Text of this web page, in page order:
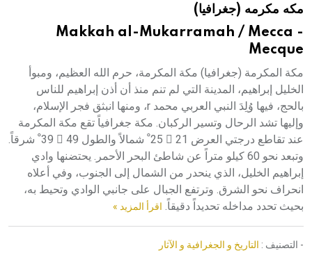
هيئة الموسوعة العربية تطلق موسوعات جديدة في عام 2026
مكه مكرمه (جغرافيا)
Makkah al-Mukarramah / Mecca -
Mecque
مكة المكرمة (جغرافيا) مكة المكرمة، حرم الله العظيم، ومبوأ
الخليل إبراهيم، المدينة التي لم تنم منذ أن أذن إبراهيم للناس
بالحج، فيها وُلِدَ النبي العربي محمد r، ومنها انبثق فجر الإسلام،
وإليها تشد الرحال وتسير الركبان. مكة جغرافياً تقع مكة المكرمة
عند تقاطع درجتي العرض 21 َ 25 ْ شمالاً والطول 49 َ 39 ْ شرقاً.
وتبعد نحو 60 كيلو متراً عن شاطئ البحر الأحمر. يحتضنها وادي
إبراهيم الخليل، الذي ينحدر من الشمال إلى الجنوب، وفي أعلاه
انحراف نحو الشرق. وترتفع الجبال على جانبي الوادي وتحيط به،
بحيث تحدد مداخله تحديداً دقيقاً. اقرأ المزيد »
- التصنيف : التاريخ و الجغرافية و الآثار